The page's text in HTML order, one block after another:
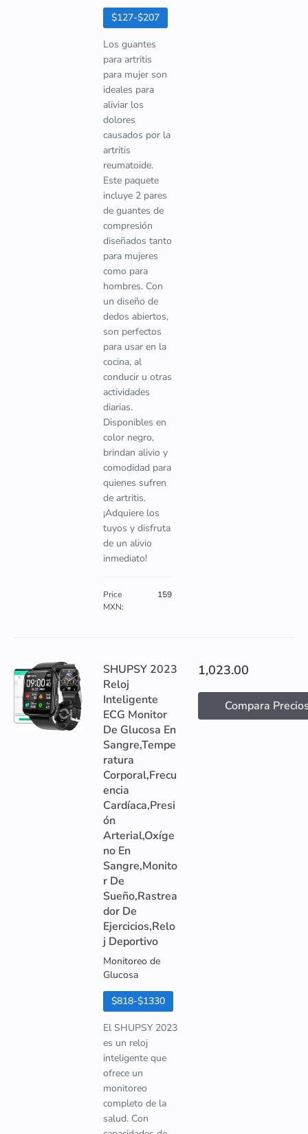
$127-$207
Los guantes
para artritis
para mujer son
ideales para
aliviar los
dolores
causados por la
artritis
reumatoide.
Este paquete
incluye 2 pares
de guantes de
compresión
diseñados tanto
para mujeres
como para
hombres. Con
un diseño de
dedos abiertos,
son perfectos
para usar en la
cocina, al
conducir u otras
actividades
diarias.
Disponibles en
color negro,
brindan alivio y
comodidad para
quienes sufren
de artritis.
¡Adquiere los
tuyos y disfruta
de un alivio
inmediato!
Price
MXN:
159
SHUPSY 2023
Reloj
Inteligente
ECG Monitor
De Glucosa En
Sangre,Tempe
ratura
Corporal,Frecu
encia
Cardíaca,Presi
ón
Arterial,Oxíge
no En
Sangre,Monito
r De
Sueño,Rastrea
dor De
Ejercicios,Relo
j Deportivo
Monitoreo de
Glucosa
$818-$1330
El SHUPSY 2023
es un reloj
inteligente que
ofrece un
monitoreo
completo de la
salud. Con
1,023.00
Compara